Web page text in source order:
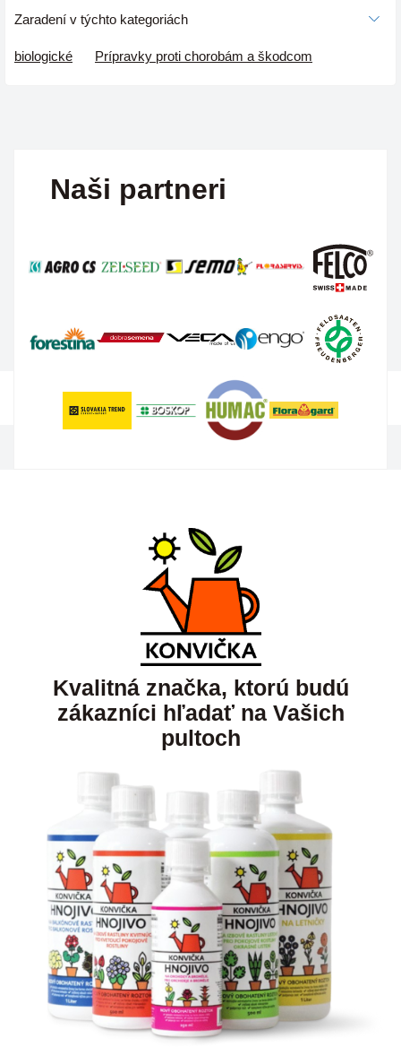
Zaradení v týchto kategoriách
biologické Prípravky proti chorobám a škodcom
Naši partneri
Kvalitná značka, ktorú budú
zákazníci hľadať na Vašich
pultoch